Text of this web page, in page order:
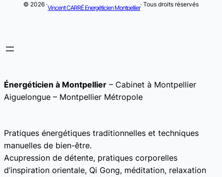
© 2026 ·Vincent CARRÉ Energéticien Montpellier· Tous droits réservés
Énergéticien à Montpellier – Cabinet à Montpellier
Aiguelongue – Montpellier Métropole
Pratiques énergétiques traditionnelles et techniques
manuelles de bien-être.
Acupression de détente, pratiques corporelles
d’inspiration orientale, Qi Gong, méditation, relaxation